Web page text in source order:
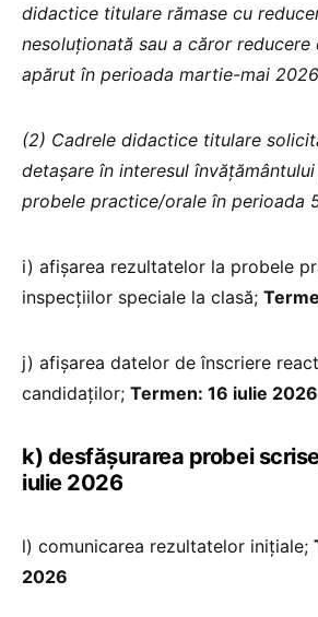
didactice titulare rămase cu
nesoluţionată sau a căror
apărut în perioada martie-mai
(2) Cadrele didactice titulare
detaşare în interesul
probele practice/orale în perioada
i) afişarea rezultatelor la probele
inspecțiilor speciale la clasă;
j) afişarea datelor de înscriere
candidaţilor; Termen: 16 iulie 2026
k) desfășurarea probei
iulie 2026
l) comunicarea rezultatelor iniţiale;
2026